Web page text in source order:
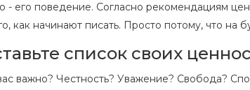
- его поведение. Согласно рекомендациям
как начинают писать. Просто потому, что на
список своих
важно? Честность? Уважение? Свобода?